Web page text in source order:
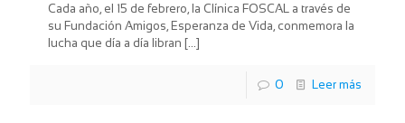
Cada año, el 15 de febrero, la Clínica FOSCAL a través de
su Fundación Amigos, Esperanza de Vida, conmemora la
lucha que día a día libran […]
0 Leer más